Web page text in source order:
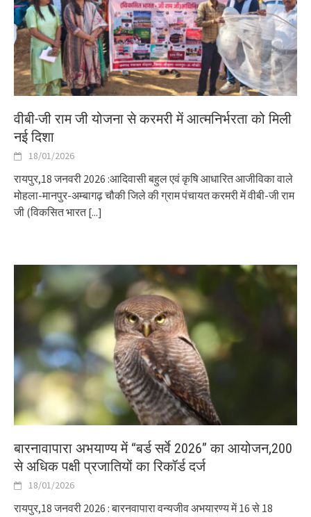
वीबी-जी राम जी योजना से करमरी में आत्मनिर्भरता को मिली
नई दिशा
18/01/2026
रायपुर,18 जनवरी 2026 :आदिवासी बहुल एवं कृषि आधारित आजीविका वाले
मोहला-मानपुर-अम्बागढ़ चौकी जिले की ग्राम पंचायत करमरी में वीबी-जी राम
जी (विकसित भारत[...]
बारनावापारा अभयाण्य में “बर्ड सर्वे 2026” का आयोजन,200
से अधिक पक्षी प्रजातियों का रिकॉर्ड दर्ज
18/01/2026
रायपुर,18 जनवरी 2026 : बारनवापारा वन्यजीव अभयारण्य में 16 से 18